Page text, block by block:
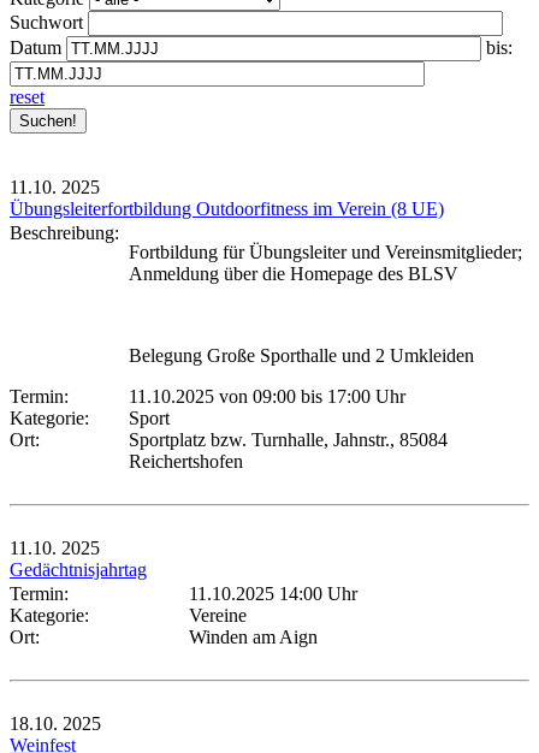
Suchwort
Datum
bis:
reset
11.10. 2025
Übungsleiterfortbildung Outdoorfitness im Verein (8 UE)
Beschreibung:
Fortbildung für Übungsleiter und Vereinsmitglieder;
Anmeldung über die Homepage des BLSV
Belegung Große Sporthalle und 2 Umkleiden
Termin:
11.10.2025 von 09:00 bis 17:00 Uhr
Kategorie:
Sport
Ort:
Sportplatz bzw. Turnhalle, Jahnstr., 85084
Reichertshofen
11.10. 2025
Gedächtnisjahrtag
Termin:
11.10.2025 14:00 Uhr
Kategorie:
Vereine
Ort:
Winden am Aign
18.10. 2025
Weinfest